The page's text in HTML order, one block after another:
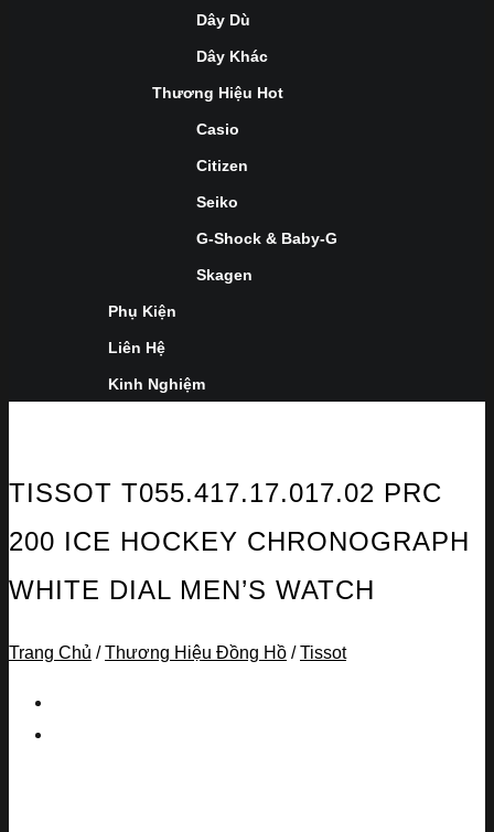
Dây Dù
Dây Khác
Thương Hiệu Hot
Casio
Citizen
Seiko
G-Shock & Baby-G
Skagen
Phụ Kiện
Liên Hệ
Kinh Nghiệm
TISSOT T055.417.17.017.02 PRC
200 ICE HOCKEY CHRONOGRAPH
WHITE DIAL MEN’S WATCH
Trang Chủ / Thương Hiệu Đồng Hồ / Tissot